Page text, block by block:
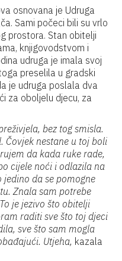
osnovana je Udruga
Sami počeci bili su vrlo
prostora. Stan obitelji
knjigovodstvom i
udruga je imala svoj
preselila u gradski
je udruga poslala dva
za oboljelu djecu, za
bez tog smisla.
Čovjek nestane u toj boli
da kada ruke rade,
cijele noći i odlazila na
da se pomogne
Znala sam potrebe
je jezivo što obitelji
raditi sve što toj djeci
sve što sam mogla
Utjeha, kazala